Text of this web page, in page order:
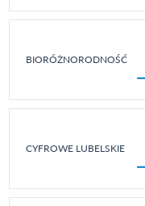
BIORÓŻNORODNOŚĆ
CYFROWE LUBELSKIE